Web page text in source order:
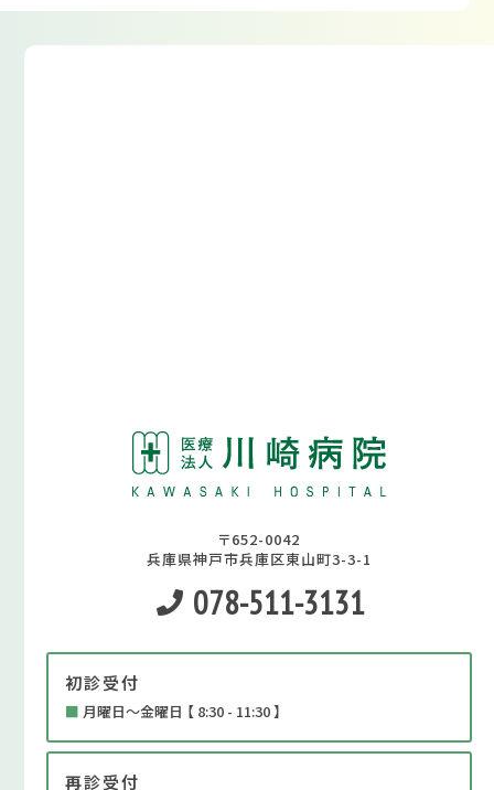
〒652-0042
兵庫県神戸市兵庫区東山町3-3-1
078-511-3131
初診受付
■ 月曜日～金曜日 【 8:30 - 11:30 】
再診受付